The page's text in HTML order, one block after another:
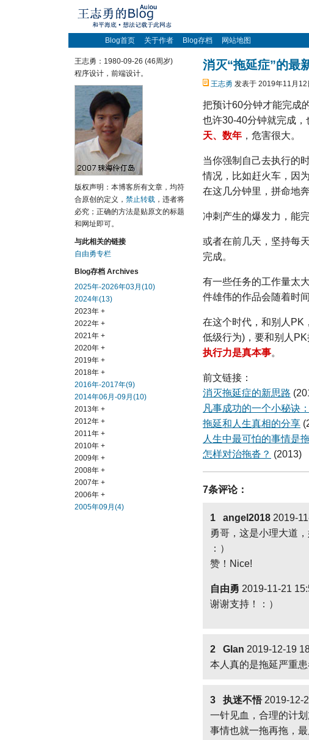
Blog首页 关于作者 Blog存档 网站地图
消灭“拖延症”的最
王志勇 发表于 2019年11月12
把预计60分钟才能完成
也许30-40分钟就完成，
天、数年 ，危害很大。
当你强制自己去执行的
情况，比如赶火车，因
在这几分钟里，拼命地
冲刺产生的爆发力，能
或者在前几天，坚持每
完成。
有一些任务的工作量太
件雄伟的作品会随着时
在这个时代，和别人PK
低级行为)，要和别人PK
执行力是真本事。
前文链接：
消灭拖延症的新思路
凡事成功的一个小秘诀
拖延和人生真相的分享
人生中最可怕的事情是
怎样对治拖沓？ (2013)
7条评论：
1 angel2018 2019-
勇哥，这是小理大道，
：）
赞！Nice!
自由勇 2019-11-21
谢谢支持！：）
2 Glan 2019-12-19
本人真的是拖延严重患
3 执迷不悟2019-12-
一针见血，合理的计
事情也就一拖再拖，
王志勇：1980-09-26 (46周岁)
程序设计，前端设计。
版权声明：本博客所有文章，均符
合原创的定义， 禁止转载 ，违者将
必究；正确的方法是贴原文的标题
和网址即可。
与此相关的链接
自由勇专栏
Blog存档 Archives
2025年-2026年03月(10)
2024年(13)
2023年 +
2022年 +
2021年 +
2020年 +
2019年 +
2018年 +
2016年-2017年(9)
2014年06月-09月(10)
2013年 +
2012年 +
2011年 +
2010年 +
2009年 +
2008年 +
2007年 +
2006年 +
2005年09月(4)